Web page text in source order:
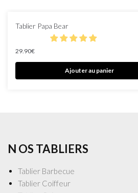
Tablier Papa Bear
29.90€
Ajouter au panier
N OS TABLIERS
Tablier Barbecue
Tablier Coiffeur